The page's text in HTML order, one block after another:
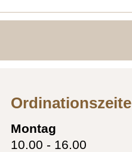
Montag
10.00 - 16.00